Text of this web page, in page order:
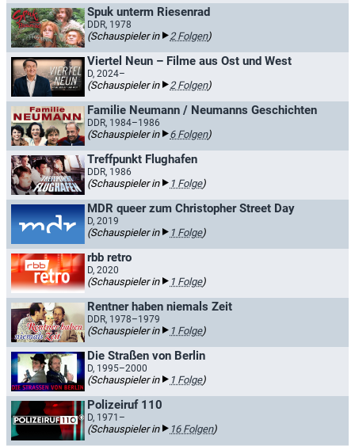
Spuk unterm Riesenrad
DDR, 1978
(Schauspieler in 2 Folgen)
Viertel Neun – Filme aus Ost und West
D, 2024–
(Schauspieler in 2 Folgen)
Familie Neumann / Neumanns Geschichten
DDR, 1984–1986
(Schauspieler in 6 Folgen)
Treffpunkt Flughafen
DDR, 1986
(Schauspieler in 1 Folge)
MDR queer zum Christopher Street Day
D, 2019
(Schauspieler in 1 Folge)
rbb retro
D, 2020
(Schauspieler in 1 Folge)
Rentner haben niemals Zeit
DDR, 1978–1979
(Schauspieler in 1 Folge)
Die Straßen von Berlin
D, 1995–2000
(Schauspieler in 1 Folge)
Polizeiruf 110
D, 1971–
(Schauspieler in 16 Folgen)